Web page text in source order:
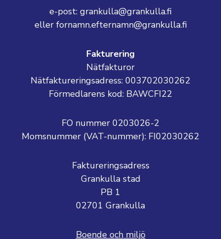
e-post: grankulla@grankulla.fi
eller fornamn.efternamn@grankulla.fi
Fakturering
Nätfakturor
Nätfaktureringsadress: 003702030262
Förmedlarens kod: BAWCFI22
FO nummer 0203026-2
Momsnummer (VAT-nummer): FI02030262
Faktureringsadress
Grankulla stad
PB 1
02701 Grankulla
Boende och miljö